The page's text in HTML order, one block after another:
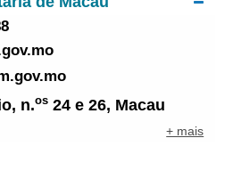
da América do Sul,
mais de 140 sessões de
n.os 24 e 26, Macau
+ mais